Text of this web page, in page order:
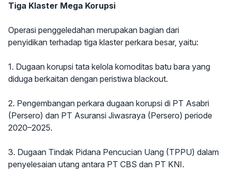
Tiga Klaster Mega Korupsi
Operasi penggeledahan merupakan bagian dari
penyidikan terhadap tiga klaster perkara besar, yaitu:
1. Dugaan korupsi tata kelola komoditas batu bara yang
diduga berkaitan dengan peristiwa blackout.
2. Pengembangan perkara dugaan korupsi di PT Asabri
(Persero) dan PT Asuransi Jiwasraya (Persero) periode
2020–2025.
3. Dugaan Tindak Pidana Pencucian Uang (TPPU) dalam
penyelesaian utang antara PT CBS dan PT KNI.